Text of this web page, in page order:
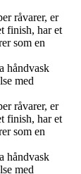
råvarer, er
finish, har et
som en
håndvask
med
råvarer, er
finish, har et
som en
håndvask
med